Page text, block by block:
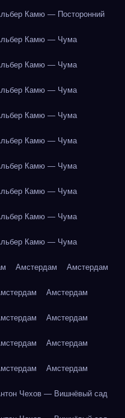
Камю — Посторонний
Камю — Чума
Камю — Чума
Камю — Чума
Камю — Чума
Камю — Чума
Камю — Чума
Камю — Чума
Камю — Чума
Камю — Чума
Амстердам Амстердам
Амстердам
Амстердам
Амстердам
Амстердам
Чехов — Вишнёвый сад